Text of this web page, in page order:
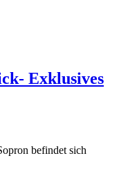
Exklusives
befindet sich